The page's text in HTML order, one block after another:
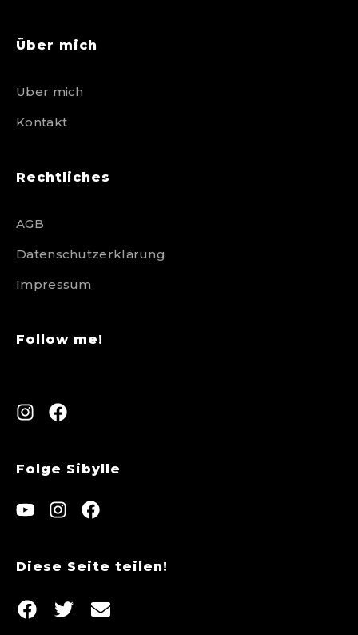
Über mich
Über mich
Kontakt
Rechtliches
AGB
Datenschutzerklärung
Impressum
Follow me!
Folge Sibylle
Diese Seite teilen!